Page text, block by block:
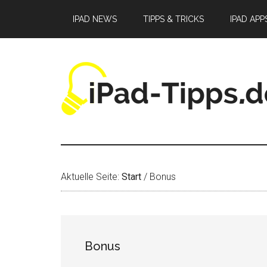
springen
springen
springen
IPAD NEWS TIPPS & TRICKS IPAD
Aktuelle Seite: Start / Bonus
Bonus